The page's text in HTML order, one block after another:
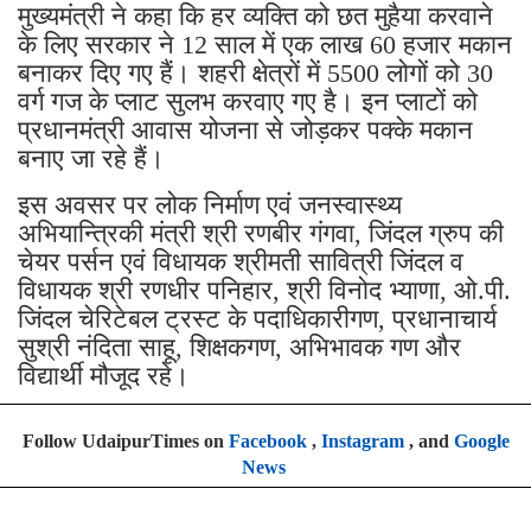
मुख्यमंत्री ने कहा कि हर व्यक्ति को छत मुहैया करवाने
के लिए सरकार ने 12 साल में एक लाख 60 हजार मकान
बनाकर दिए गए हैं। शहरी क्षेत्रों में 5500 लोगों को 30
वर्ग गज के प्लाट सुलभ करवाए गए है। इन प्लाटों को
प्रधानमंत्री आवास योजना से जोड़कर पक्के मकान
बनाए जा रहे हैं।
इस अवसर पर लोक निर्माण एवं जनस्वास्थ्य
अभियान्त्रिकी मंत्री श्री रणबीर गंगवा, जिंदल ग्रुप की
चेयर पर्सन एवं विधायक श्रीमती सावित्री जिंदल व
विधायक श्री रणधीर पनिहार, श्री विनोद भ्याणा, ओ.पी.
जिंदल चेरिटेबल ट्रस्ट के पदाधिकारीगण, प्रधानाचार्य
सुश्री नंदिता साहू, शिक्षकगण, अभिभावक गण और
विद्यार्थी मौजूद रहे।
Follow UdaipurTimes on Facebook, Instagram, and Google
News